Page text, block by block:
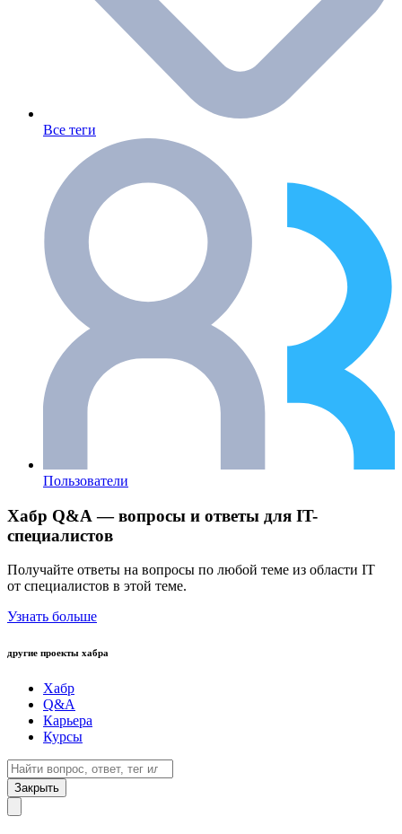
Все теги
Пользователи
Хабр Q&A — вопросы и ответы для IT-
специалистов
Получайте ответы на вопросы по любой теме из области IT
от специалистов в этой теме.
Узнать больше
другие проекты хабра
Хабр
Q&A
Карьера
Курсы
Закрыть